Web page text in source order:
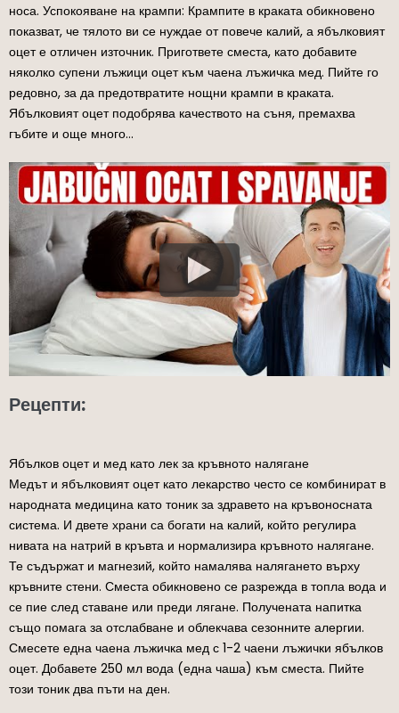
носа. Успокояване на крампи: Крампите в краката обикновено
показват, че тялото ви се нуждае от повече калий, а ябълковият
оцет е отличен източник. Пригответе сместа, като добавите
няколко супени лъжици оцет към чаена лъжичка мед. Пийте го
редовно, за да предотвратите нощни крампи в краката.
Ябълковият оцет подобрява качеството на съня, премахва
гъбите и още много…
Рецепти:
Ябълков оцет и мед като лек за кръвното налягане
Медът и ябълковият оцет като лекарство често се комбинират в
народната медицина като тоник за здравето на кръвоносната
система. И двете храни са богати на калий, който регулира
нивата на натрий в кръвта и нормализира кръвното налягане.
Те съдържат и магнезий, който намалява налягането върху
кръвните стени. Сместа обикновено се разрежда в топла вода и
се пие след ставане или преди лягане. Получената напитка
също помага за отслабване и облекчава сезонните алергии.
Смесете една чаена лъжичка мед с 1-2 чаени лъжички ябълков
оцет. Добавете 250 мл вода (една чаша) към сместа. Пийте
този тоник два пъти на ден.